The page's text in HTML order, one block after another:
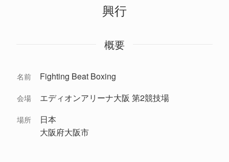
興行
概要
名前 Fighting Beat Boxing
会場 エディオンアリーナ大阪 第2競技場
場所
日本
大阪府大阪市